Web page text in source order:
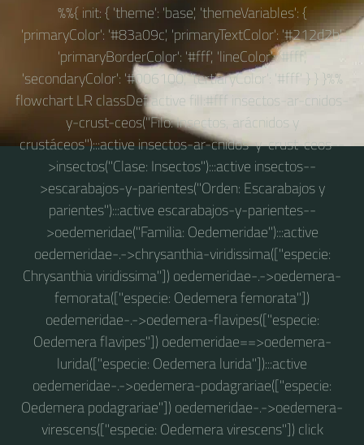
%%{ init: { 'theme': 'base', 'themeVariables': {
'primaryColor': '#83a09c', 'primaryTextColor': '#212d2b',
'primaryBorderColor': '#fff', 'lineColor': '#fff',
'secondaryColor': '#006100', 'tertiaryColor': '#fff' } } }%%
flowchart LR classDef active fill:#fff insectos-ar-cnidos-
y-crust-ceos("Filo: Insectos, arácnidos y
crustáceos"):::active insectos-ar-cnidos-y-crust-ceos--
>insectos("Clase: Insectos"):::active insectos--
>escarabajos-y-parientes("Orden: Escarabajos y
parientes"):::active escarabajos-y-parientes--
>oedemeridae("Familia: Oedemeridae"):::active
oedemeridae-.->chrysanthia-viridissima(["especie:
Chrysanthia viridissima"]) oedemeridae-.->oedemera-
femorata(["especie: Oedemera femorata"])
oedemeridae-.->oedemera-flavipes(["especie:
Oedemera flavipes"]) oedemeridae==>oedemera-
lurida(["especie: Oedemera lurida"]):::active
oedemeridae-.->oedemera-podagrariae(["especie:
Oedemera podagrariae"]) oedemeridae-.->oedemera-
virescens(["especie: Oedemera virescens"]) click